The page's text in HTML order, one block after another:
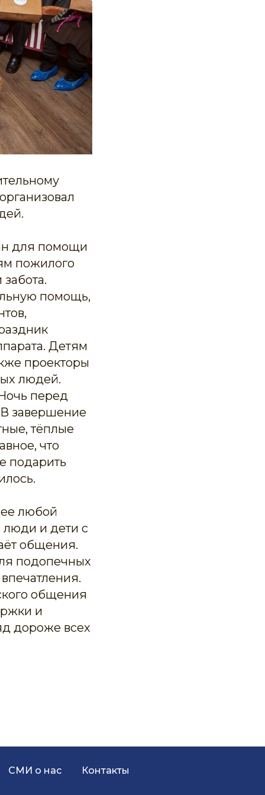
для помощи
пожилого
помощь,
Детям
проекторы
людей.
перед
В завершение
тёплые
что
подарить
любой
и дети с
общения.
подопечных
общения
и
дороже всех
СМИ о нас Контакты